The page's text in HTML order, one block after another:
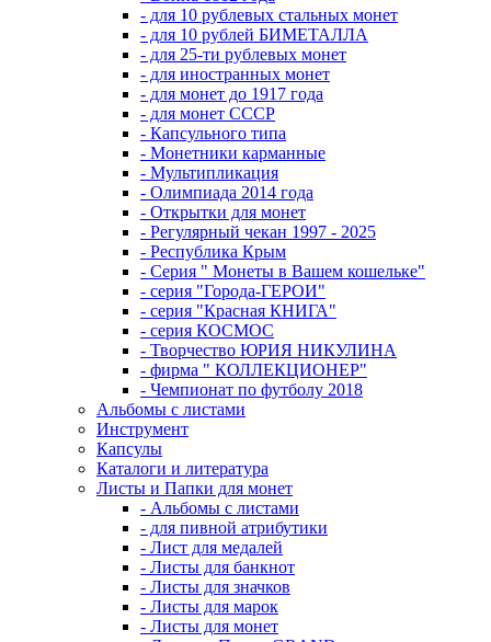
- для 10 рублевых стальных монет
- для 10 рублей БИМЕТАЛЛА
- для 25-ти рублевых монет
- для иностранных монет
- для монет до 1917 года
- для монет СССР
- Капсульного типа
- Монетники карманные
- Мультипликация
- Олимпиада 2014 года
- Открытки для монет
- Регулярный чекан 1997 - 2025
- Республика Крым
- Серия " Монеты в Вашем кошельке"
- серия "Города-ГЕРОИ"
- серия "Красная КНИГА"
- серия КОСМОС
- Творчество ЮРИЯ НИКУЛИНА
- фирма " КОЛЛЕКЦИОНЕР"
- Чемпионат по футболу 2018
Альбомы с листами
Инструмент
Капсулы
Каталоги и литература
Листы и Папки для монет
- Альбомы с листами
- для пивной атрибутики
- Лист для медалей
- Листы для банкнот
- Листы для значков
- Листы для марок
- Листы для монет